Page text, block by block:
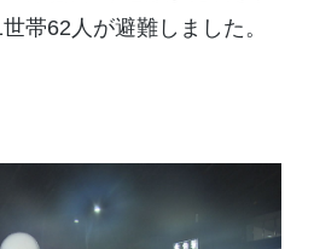
帯62人が避難しました。